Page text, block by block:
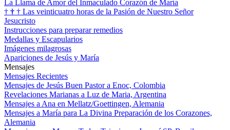
La Llama de Amor del Inmaculado Corazón de María
† † † Las veinticuatro horas de la Pasión de Nuestro Señor
Jesucristo
Instrucciones para preparar remedios
Medallas y Escapularios
Imágenes milagrosas
Apariciones de Jesús y María
Mensajes
Mensajes Recientes
Mensajes de Jesús Buen Pastor a Enoc, Colombia
Revelaciones Marianas a Luz de Maria, Argentina
Mensajes a Ana en Mellatz/Goettingen, Alemania
Mensajes a María para La Divina Preparación de los Corazones,
Alemania